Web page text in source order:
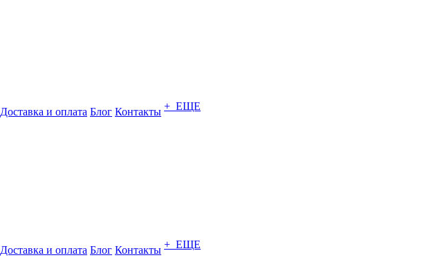
Доставка и оплата Блог Контакты + ЕЩЕ
Доставка и оплата Блог Контакты + ЕЩЕ